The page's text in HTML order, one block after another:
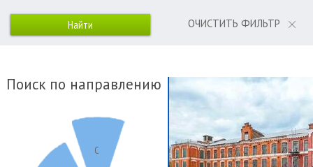
ОЧИСТИТЬ ФИЛЬТР
Поиск по направлению
С